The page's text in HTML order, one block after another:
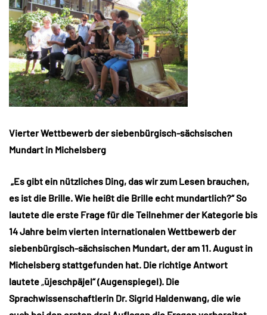
Vierter Wettbewerb der siebenbürgisch-sächsischen
Mundart in Michelsberg
„Es gibt ein nützliches Ding, das wir zum Lesen brauchen,
es ist die Brille. Wie heißt die Brille echt mundartlich?“ So
lautete die erste Frage für die Teilnehmer der Kategorie bis
14 Jahre beim vierten internationalen Wettbewerb der
siebenbürgisch-sächsischen Mundart, der am 11. August in
Michelsberg stattgefunden hat. Die richtige Antwort
lautete „ūjeschpäjel“ (Augenspiegel). Die
Sprachwissenschaftlerin Dr. Sigrid Haldenwang, die wie